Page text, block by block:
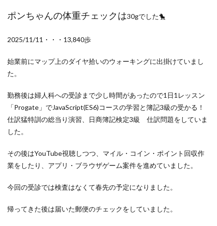
ポンちゃんの体重チェックは30gでした🐤
2025/11/11・・・13,840歩
始業前にマップ上のダイヤ拾いのウォーキングに出掛けていまし
た。
勤務後は婦人科への受診まで少し時間があったので1日1レッスン
「Progate」でJavaScript(ES6)コースの学習と簿記3級の受かる！
仕訳猛特訓の総当り演習、日商簿記検定3級 仕訳問題をしていま
した。
その後はYouTube視聴しつつ、マイル・コイン・ポイント回収作
業をしたり、アプリ・ブラウザゲーム案件を進めていました。
今回の受診では検査はなくて春先の予定になりました。
帰ってきた後は届いた郵便のチェックをしていました。